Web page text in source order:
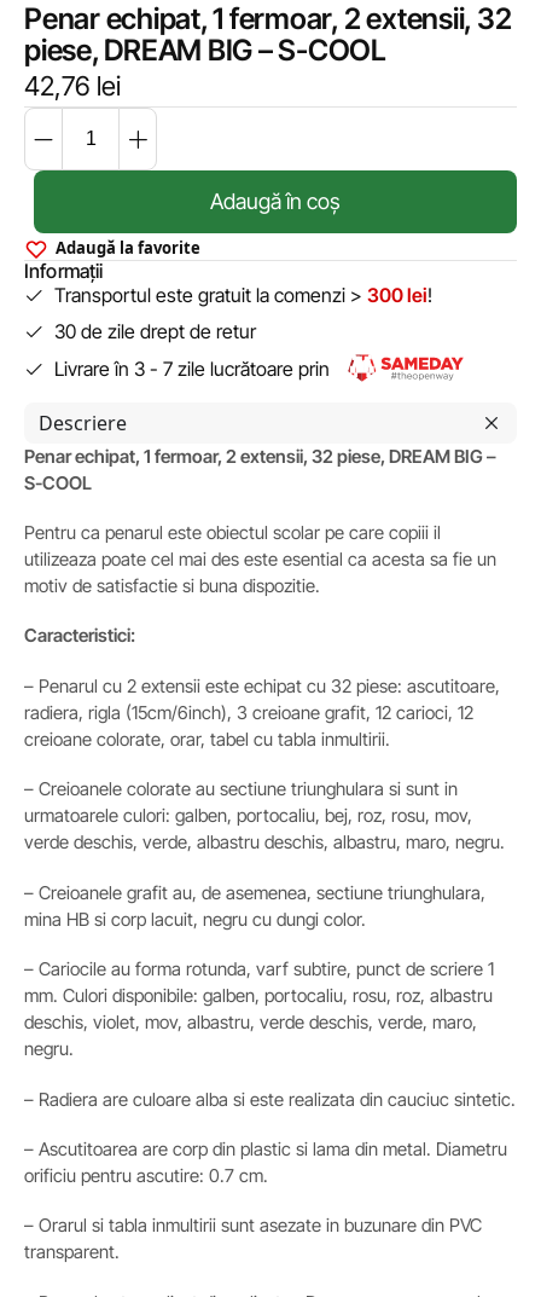
Penar echipat, 1 fermoar, 2 extensii, 32
piese, DREAM BIG – S-COOL
42,76 lei
Adaugă în coș
Adaugă la favorite
Informații
Transportul este gratuit la comenzi > 300 lei!
30 de zile drept de retur
Livrare în 3 - 7 zile lucrătoare prin
Descriere
Penar echipat, 1 fermoar, 2 extensii, 32 piese, DREAM BIG –
S-COOL
Pentru ca penarul este obiectul scolar pe care copiii il
utilizeaza poate cel mai des este esential ca acesta sa fie un
motiv de satisfactie si buna dispozitie.
Caracteristici:
– Penarul cu 2 extensii este echipat cu 32 piese: ascutitoare,
radiera, rigla (15cm/6inch), 3 creioane grafit, 12 carioci, 12
creioane colorate, orar, tabel cu tabla inmultirii.
– Creioanele colorate au sectiune triunghulara si sunt in
urmatoarele culori: galben, portocaliu, bej, roz, rosu, mov,
verde deschis, verde, albastru deschis, albastru, maro, negru.
– Creioanele grafit au, de asemenea, sectiune triunghulara,
mina HB si corp lacuit, negru cu dungi color.
– Cariocile au forma rotunda, varf subtire, punct de scriere 1
mm. Culori disponibile: galben, portocaliu, rosu, roz, albastru
deschis, violet, mov, albastru, verde deschis, verde, maro,
negru.
– Radiera are culoare alba si este realizata din cauciuc sintetic.
– Ascutitoarea are corp din plastic si lama din metal. Diametru
orificiu pentru ascutire: 0.7 cm.
– Orarul si tabla inmultirii sunt asezate in buzunare din PVC
transparent.